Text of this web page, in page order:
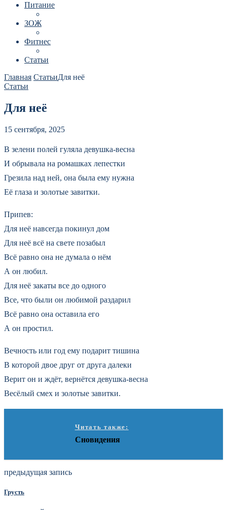
Питание
ЗОЖ
Фитнес
Статьи
Главная СтатьиДля неё
Статьи
Для неё
15 сентября, 2025
В зелени полей гуляла девушка-весна
И обрывала на ромашках лепестки
Грезила над ней, она была ему нужна
Её глаза и золотые завитки.
Припев:
Для неё навсегда покинул дом
Для неё всё на свете позабыл
Всё равно она не думала о нём
А он любил.
Для неё закаты все до одного
Все, что были он любимой раздарил
Всё равно она оставила его
А он простил.
Вечность или год ему подарит тишина
В которой двое друг от друга далеки
Верит он и ждёт, вернётся девушка-весна
Весёлый смех и золотые завитки.
Читать также:
Сновидения
предыдущая запись
Грусть